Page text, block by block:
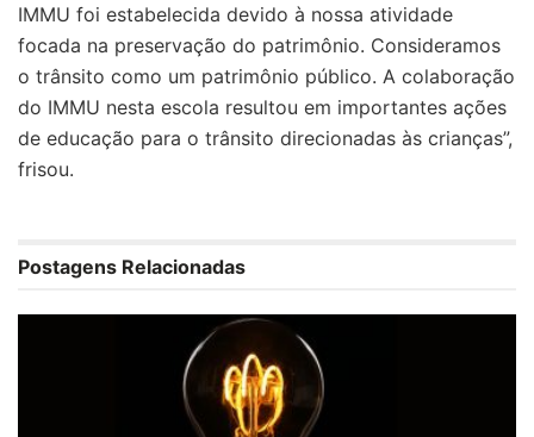
IMMU foi estabelecida devido à nossa atividade
focada na preservação do patrimônio. Consideramos
o trânsito como um patrimônio público. A colaboração
do IMMU nesta escola resultou em importantes ações
de educação para o trânsito direcionadas às crianças”,
frisou.
Postagens Relacionadas